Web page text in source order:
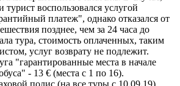
турист воспользовался услугой
платеж", однако отказался от
позднее, чем за 24 часа до
тура, стоимость оплаченных, таким
услуг возврату не подлежит.
"гарантированные места в начале
- 13 € (места с 1 по 16).
полис (на все туры с 10.09.19)